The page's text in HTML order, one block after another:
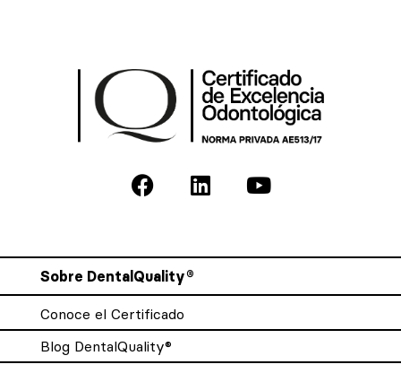
Sobre DentalQuality®
Conoce el Certificado
Blog DentalQuality®